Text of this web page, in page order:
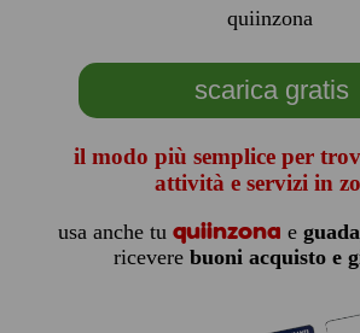
quiinzona
scarica gratis
il modo più semplice per
attività e servizi in
usa anche tu quiinzona e
ricevere buoni acquisto e